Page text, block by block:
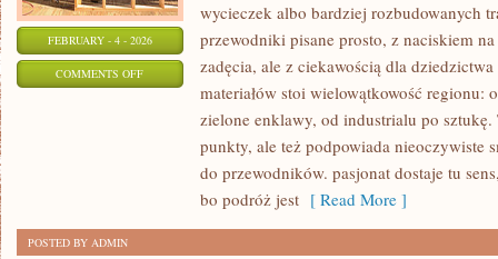
FEBRUARY - 4 - 2026
COMMENTS OFFON
wycieczek albo bardziej rozbudowanych
przewodniki pisane prosto, z naciskiem
zadęcia, ale z ciekawością dla
materiałów stoi wielowątkowość regionu:
zielone enklawy, od industrialu po
punkty, ale też podpowiada nieoczywiste
do przewodników. pasjonat dostaje tu
bo podróż jest [ Read More ]
POSTED BY ADMIN